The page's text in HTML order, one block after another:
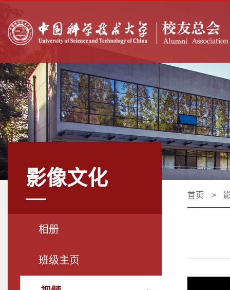
影像文化
相册
班级主页
首页 >